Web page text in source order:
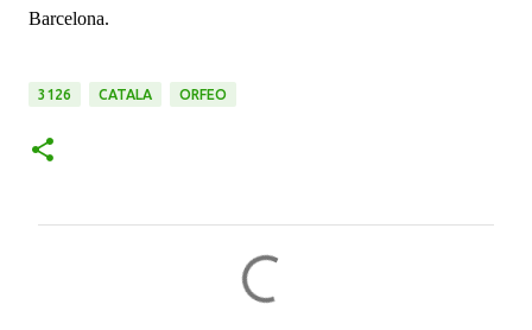
Barcelona.
3126 CATALA ORFEO